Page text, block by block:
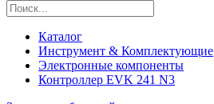
Каталог
Инструмент & Комплектующие
Электронные компоненты
Контроллер EVK 241 N3